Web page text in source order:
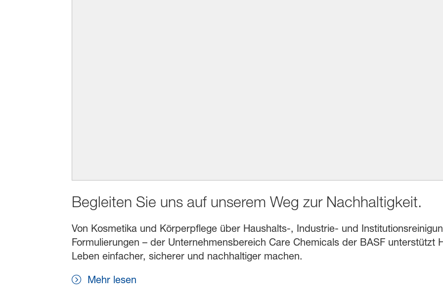
Begleiten Sie uns auf unserem Weg zur Nachhaltigkeit.
Von Kosmetika und Körperpflege über Haushalts-, Industrie- und
Formulierungen – der Unternehmensbereich Care Chemicals der BASF unterstützt
Leben einfacher, sicherer und nachhaltiger machen.
Mehr lesen